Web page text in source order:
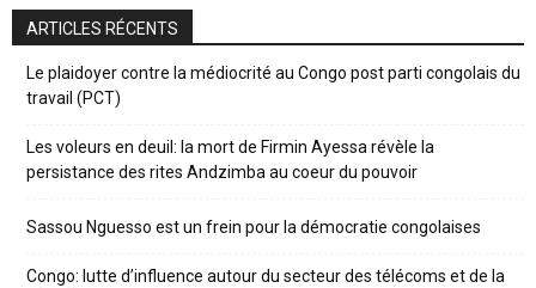
ARTICLES RÉCENTS
Le plaidoyer contre la médiocrité au Congo post parti congolais du
travail (PCT)
Les voleurs en deuil: la mort de Firmin Ayessa révèle la
persistance des rites Andzimba au coeur du pouvoir
Sassou Nguesso est un frein pour la démocratie congolaises
Congo: lutte d’influence autour du secteur des télécoms et de la